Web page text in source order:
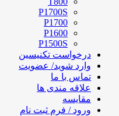
P1700S
P1700
P1600
P1500S
درخواست تکنیسین
وارد شوید/ عضویت
تماس با ما
علاقه مندی ها
مقایسه
ورود / فرم ثبت نام